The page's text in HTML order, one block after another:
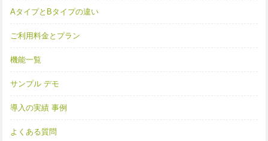
AタイプとBタイプの違い
ご利用料金とプラン
機能一覧
サンプル デモ
導入の実績 事例
よくある質問